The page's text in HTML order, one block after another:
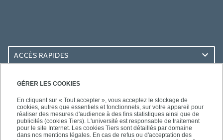
GÉRER LES COOKIES
En cliquant sur « Tout accepter », vous acceptez le stockage de
cookies, autres que essentiels et fonctionnels, sur votre appareil pour
réaliser des mesures d'audience à des fins statistiques ainsi que de
publicités (cookies Tiers). L'université est responsable de traitement
pour le site Internet. Les cookies Tiers sont détaillés par domaine
dans nos mentions légales. En cas de refus ou d'acceptation des
ACCÈS RAPIDES
ACCÈS PRATIQUES
SUIVEZ-NOUS